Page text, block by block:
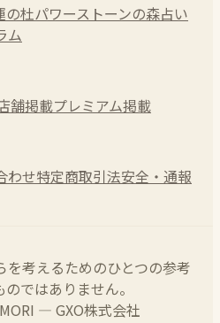
の杜パワーストーンの森占い
ム
舗掲載プレミアム掲載
わせ特定商取引法安全・通報
を考えるためのひとつの参考
ではありません。
— GXO株式会社